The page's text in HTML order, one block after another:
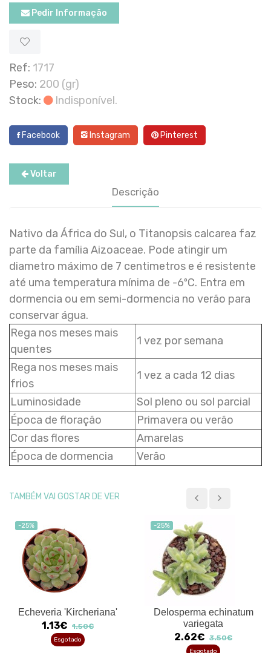
Pedir Informação
Ref: 1717
Peso: 200 (gr)
Stock:
Indisponível.
Facebook Instagram Pinterest
Voltar
Descrição
Nativo da África do Sul, o Titanopsis calcarea faz
parte da família Aizoaceae. Pode atingir um
diametro máximo de 7 centimetros e é resistente
até uma temperatura mínima de -6ºC. Entra em
dormencia ou em semi-dormencia no verão para
conservar água.
Rega nos meses mais
quentes
1 vez por semana
Rega nos meses mais
frios
1 vez a cada 12 dias
Luminosidade
Sol pleno ou sol parcial
Época de floração
Primavera ou verão
Cor das flores
Amarelas
Época de dormencia
Verão
TAMBÉM VAI GOSTAR DE VER
-25%
Echeveria 'Kircheriana'
1.13€ 1.50€
Esgotado
-25%
Delosperma echinatum
variegata
2.62€ 3.50€
Esgotado